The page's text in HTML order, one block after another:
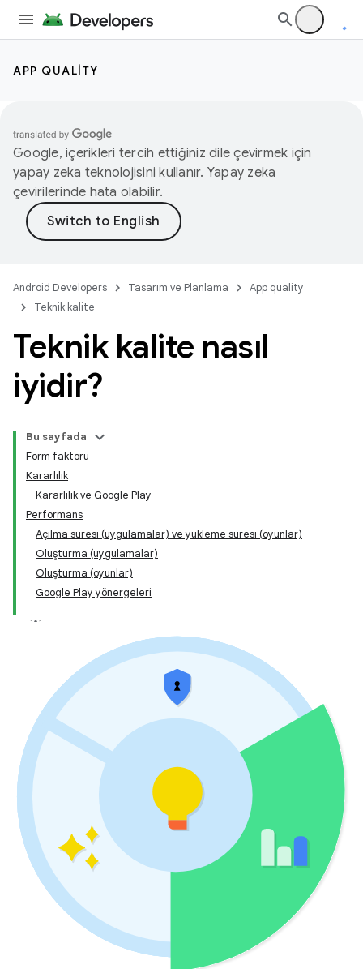
APP QUALITY
Google, içerikleri tercih ettiğiniz dile çevirmek için
yapay zeka teknolojisini kullanır. Yapay zeka
çevirilerinde hata olabilir.
Android Developers Tasarım ve Planlama
App quality
Teknik kalite
Teknik kalite nasıl
iyidir?
Bu sayfada
Form faktörü
Kararlılık
Kararlılık ve Google Play
Performans
Açılma süresi (uygulamalar) ve yükleme süresi (oyunlar)
Oluşturma (uygulamalar)
Oluşturma (oyunlar)
Google Play yönergeleri